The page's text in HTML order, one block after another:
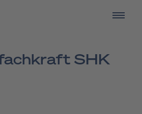
öffnen
SHK